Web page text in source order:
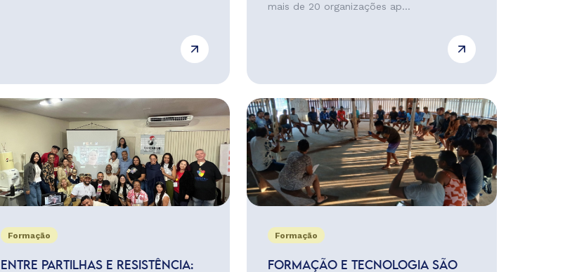
mais de 20 organizações ap...
Formação
ENTRE PARTILHAS E RESISTÊNCIA:
Formação
FORMAÇÃO E TECNOLOGIA SÃO